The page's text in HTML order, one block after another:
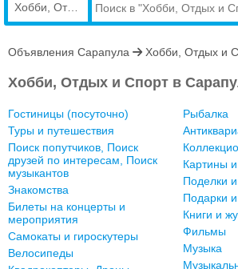
Хобби, Отдых и Спорт
Объявления Сарапула Хобби, Отдых и
Хобби, Отдых и Спорт в
Гостиницы (посуточно)
Туры и путешествия
Поиск попутчиков, Поиск
друзей по интересам, Поиск
музыкантов
Знакомства
Билеты на концерты и
мероприятия
Самокаты и гироскутеры
Велосипеды
Рыбалка
Картины
Поделки
Подарки
Книги и
Фильмы
Музыка